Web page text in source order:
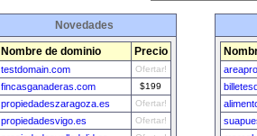
Novedades
Nombre de dominio Precio
testdomain.com Ofertar!
fincasganaderas.com $199
propiedadeszaragoza.es Ofertar!
propiedadesvigo.es Ofertar!